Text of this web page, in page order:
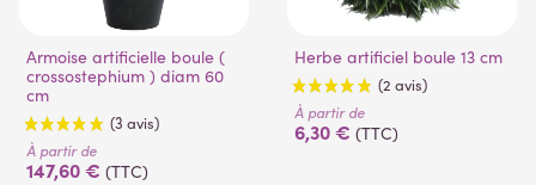
Armoise artificielle boule (
crossostephium ) diam 60
cm
À partir de
147,60 € (TTC)
Herbe artificiel boule 13 cm
À partir de
6,30 € (TTC)